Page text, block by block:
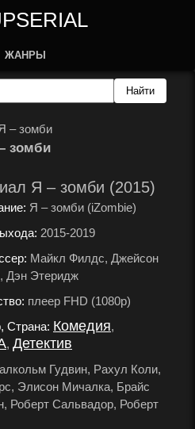
ЖАНРЫ
– зомби
зомби
Я – зомби (2015)
Я – зомби (iZombie)
2015-2019
Майкл Филдс, Джейсон
Дэн Этеридж
плеер FHD (1080p)
Страна: Комедия,
, Детектив
Гудвин, Рахул Коли,
Элисон Мичалка, Брайс
Роберт Сальвадор, Роберт